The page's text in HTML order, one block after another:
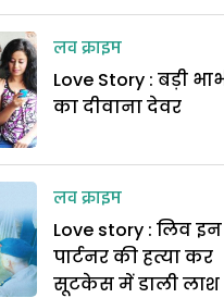
लव क्राइम
Love Story : बड़ी
का दीवाना देवर
लव क्राइम
Love story : लिव इन
पार्टनर की हत्या कर
सूटकेस में डाली लाश